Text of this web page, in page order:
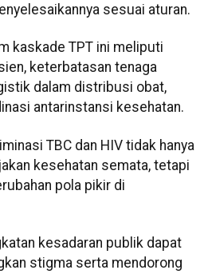
sesuai aturan.
kaskade TPT ini meliputi
keterbatasan tenaga
dalam distribusi obat,
antarinstansi kesehatan.
TBC dan HIV tidak hanya
kesehatan semata, tetapi
pola pikir di
kesadaran publik dapat
stigma serta mendorong